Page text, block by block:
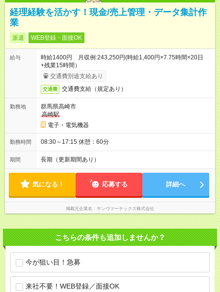
経理経験を活かす！現金/売上管理・データ集計作
業
派遣 WEB登録・面接OK
給与
時給1400円 月収例:243,250円(時給1,400円×7.75時間×20日
+残業15時間）
交通費別途支給あり
交通費 交通費支給（規定あり）
勤務地
群馬県高崎市
高崎駅
電子・電気機器
勤務時間 08:30～17:15 休憩：60分
期間 長期（更新期間あり）
気になる！ 応募する 詳細へ
掲載元企業名 サンヴァーテックス株式会社
こちらの条件も追加しませんか？
今が狙い目！急募
来社不要！WEB登録／面接OK